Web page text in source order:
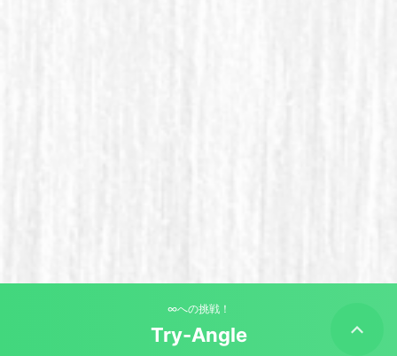
∞への挑戦！
Try-Angle